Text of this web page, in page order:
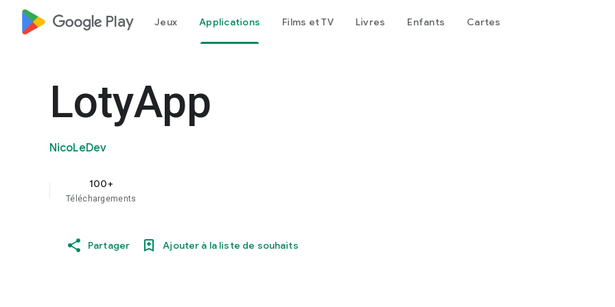
google_logo Play Jeux Applications Films et TV Livres Enfants Cartes
LotyApp
NicoLeDev
100+
Téléchargements
Partager Ajouter à la liste de souhaits